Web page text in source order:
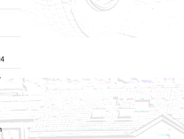
Brandeinsatz - BMA -
Technischer Einsatz -
Technischer Einsatz -
Technischer Einsatz -
Brandeinsatz -
Technischer Einsatz -